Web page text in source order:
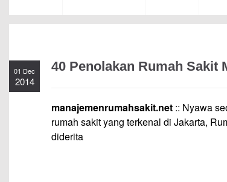
01 Dec
2014
40 Penolakan Rumah Sakit
manajemenrumahsakit.net :: Nyawa
rumah sakit yang terkenal di Jakarta,
diderita